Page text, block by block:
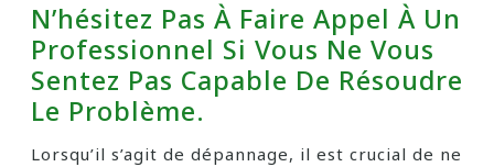
N’hésitez Pas À Faire Appel À Un
Professionnel Si Vous Ne Vous
Sentez Pas Capable De Résoudre
Le Problème.
Lorsqu’il s’agit de dépannage, il est crucial de ne